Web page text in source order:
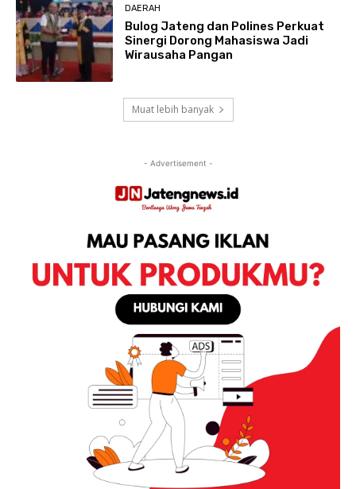
DAERAH
Bulog Jateng dan Polines Perkuat
Sinergi Dorong Mahasiswa Jadi
Wirausaha Pangan
Muat lebih banyak
- Advertisement -